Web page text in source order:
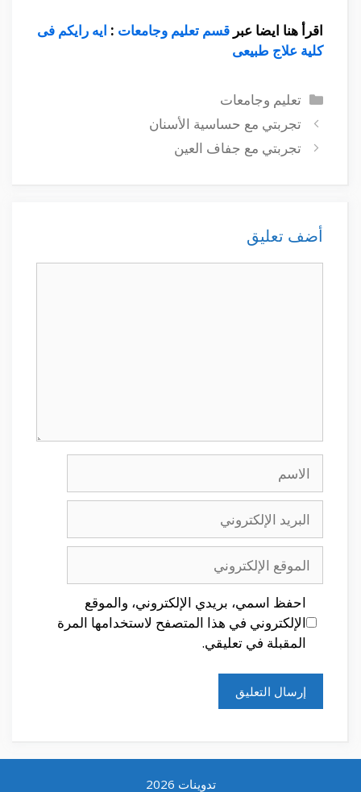
اقرأ هنا ايضا عبر قسم تعليم وجامعات : ايه رايكم فى
كلية علاج طبيعى
التصنيفات
تعليم وجامعات
تجربتي مع حساسية الأسنان
تجربتي مع جفاف العين
أضف تعليق
الاسم
البريد
الإلكتروني
الموقع
الإلكتروني
احفظ اسمي، بريدي الإلكتروني، والموقع
الإلكتروني في هذا المتصفح لاستخدامها المرة
المقبلة في تعليقي.
تدوينات 2026